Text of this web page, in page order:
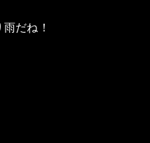
だね！